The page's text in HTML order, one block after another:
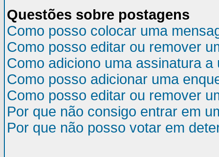
Questões sobre postagens
Como posso colocar uma
Como posso editar ou remover
Como adiciono uma assinatura a
Como posso adicionar uma
Como posso editar ou remover
Por que não consigo entrar em
Por que não posso votar em